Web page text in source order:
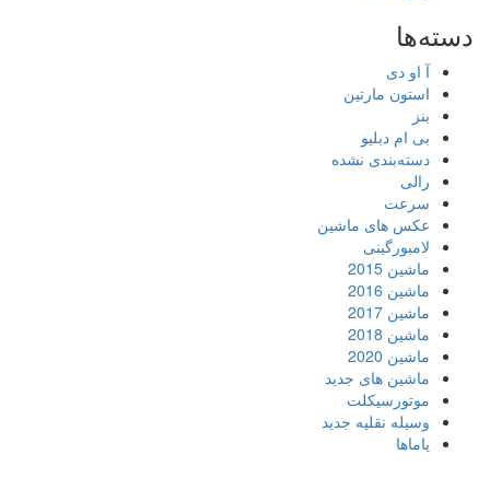
دسته‌ها
آ او دی
استون مارتین
بنز
بی ام دبلیو
دسته‌بندی نشده
رالی
سرعت
عکس های ماشین
لامبورگینی
ماشین 2015
ماشین 2016
ماشین 2017
ماشین 2018
ماشین 2020
ماشین های جدید
موتورسیکلت
وسیله نقلیه جدید
یاماها